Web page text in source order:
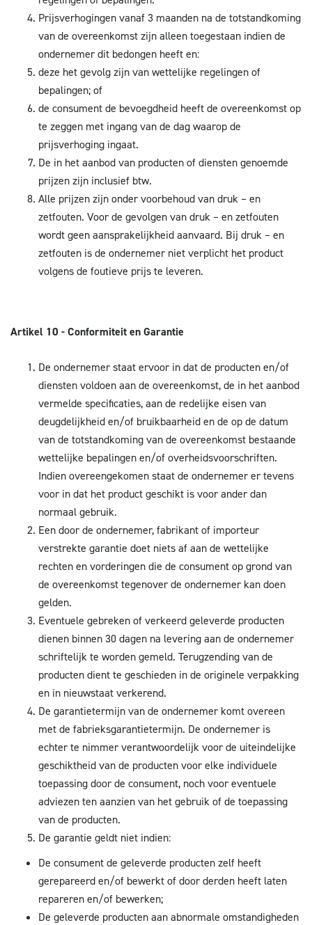
Prijsverhogingen vanaf 3 maanden na de totstandkoming
van de overeenkomst zijn alleen toegestaan indien de
ondernemer dit bedongen heeft en:
deze het gevolg zijn van wettelijke regelingen of
bepalingen; of
de consument de bevoegdheid heeft de overeenkomst op
te zeggen met ingang van de dag waarop de
prijsverhoging ingaat.
De in het aanbod van producten of diensten genoemde
prijzen zijn inclusief btw.
Alle prijzen zijn onder voorbehoud van druk – en
zetfouten. Voor de gevolgen van druk – en zetfouten
wordt geen aansprakelijkheid aanvaard. Bij druk – en
zetfouten is de ondernemer niet verplicht het product
volgens de foutieve prijs te leveren.
Artikel 10 - Conformiteit en Garantie
De ondernemer staat ervoor in dat de producten en/of
diensten voldoen aan de overeenkomst, de in het aanbod
vermelde specificaties, aan de redelijke eisen van
deugdelijkheid en/of bruikbaarheid en de op de datum
van de totstandkoming van de overeenkomst bestaande
wettelijke bepalingen en/of overheidsvoorschriften.
Indien overeengekomen staat de ondernemer er tevens
voor in dat het product geschikt is voor ander dan
normaal gebruik.
Een door de ondernemer, fabrikant of importeur
verstrekte garantie doet niets af aan de wettelijke
rechten en vorderingen die de consument op grond van
de overeenkomst tegenover de ondernemer kan doen
gelden.
Eventuele gebreken of verkeerd geleverde producten
dienen binnen 30 dagen na levering aan de ondernemer
schriftelijk te worden gemeld. Terugzending van de
producten dient te geschieden in de originele verpakking
en in nieuwstaat verkerend.
De garantietermijn van de ondernemer komt overeen
met de fabrieksgarantietermijn. De ondernemer is
echter te nimmer verantwoordelijk voor de uiteindelijke
geschiktheid van de producten voor elke individuele
toepassing door de consument, noch voor eventuele
adviezen ten aanzien van het gebruik of de toepassing
van de producten.
De garantie geldt niet indien:
De consument de geleverde producten zelf heeft
gerepareerd en/of bewerkt of door derden heeft laten
repareren en/of bewerken;
De geleverde producten aan abnormale omstandigheden